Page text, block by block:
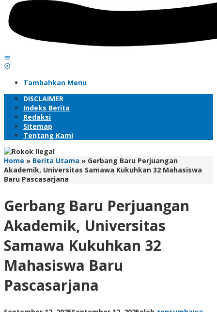
Tambahkan Menu
DISCLAIMER
Indeks Berita
Redaksi
Sitemap
Tentang Kami
Home » Berita Utama » Gerbang Baru Perjuangan
Akademik, Universitas Samawa Kukuhkan 32 Mahasiswa
Baru Pascasarjana
Gerbang Baru Perjuangan
Akademik, Universitas
Samawa Kukuhkan 32
Mahasiswa Baru
Pascasarjana